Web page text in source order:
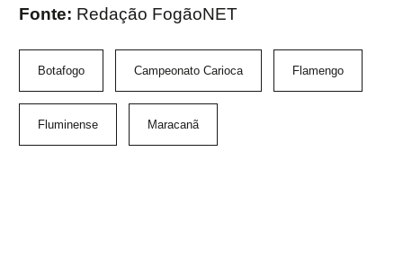
Fonte: Redação FogãoNET
Botafogo Campeonato Carioca Flamengo
Fluminense Maracanã